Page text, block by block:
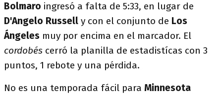
Bolmaro ingresó a falta de 5:33, en lugar de
D'Angelo Russell y con el conjunto de Los
Ángeles muy por encima en el marcador. El
cordobés cerró la planilla de estadistícas con 3
puntos, 1 rebote y una pérdida.
No es una temporada fácil para Minnesota